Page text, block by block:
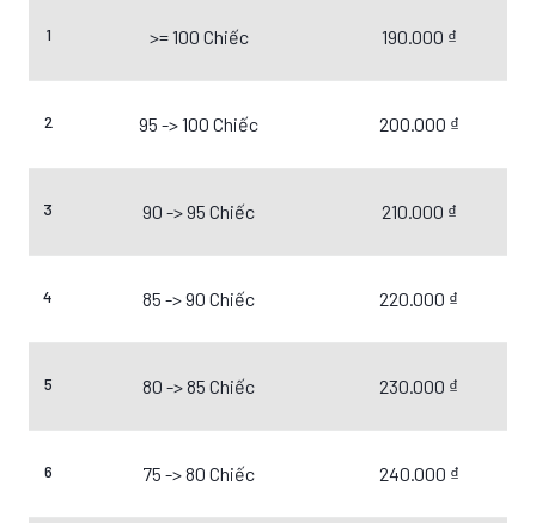
1 >= 100 Chiếc 190.000 ₫
2 95 -> 100 Chiếc 200.000 ₫
3 90 -> 95 Chiếc 210.000 ₫
4 85 -> 90 Chiếc 220.000 ₫
5 80 -> 85 Chiếc 230.000 ₫
6 75 -> 80 Chiếc 240.000 ₫